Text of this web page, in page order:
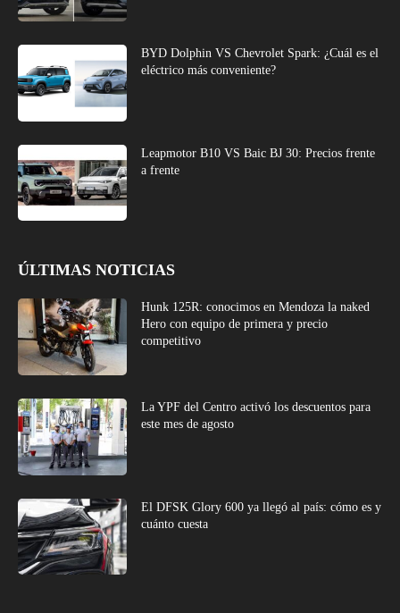
BYD Dolphin VS Chevrolet Spark: ¿Cuál es el
eléctrico más conveniente?
Leapmotor B10 VS Baic BJ 30: Precios frente
a frente
ÚLTIMAS NOTICIAS
Hunk 125R: conocimos en Mendoza la naked
Hero con equipo de primera y precio
competitivo
La YPF del Centro activó los descuentos para
este mes de agosto
El DFSK Glory 600 ya llegó al país: cómo es y
cuánto cuesta